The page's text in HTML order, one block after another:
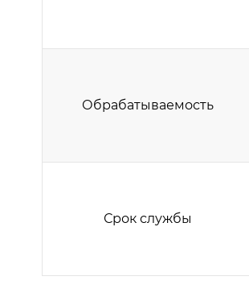
Обрабатываемость
Срок службы